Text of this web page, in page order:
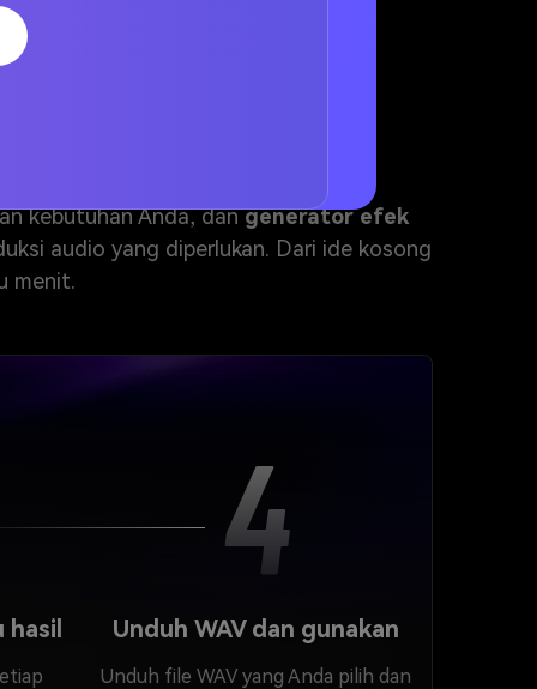
kebutuhan Anda, dangenerator efek
audio yang diperlukan. Dari ide kosong
menit.
4
Unduh WAV dan gunakan
Unduh file WAV yang Anda pilih dan